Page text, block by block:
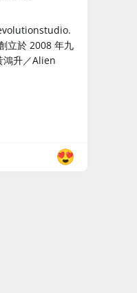
立於 2008 年九
鴻升／Alien